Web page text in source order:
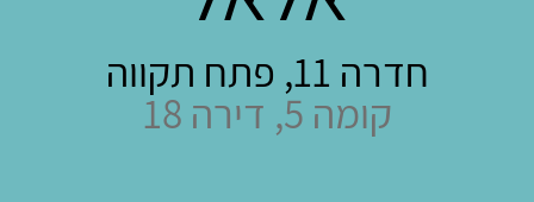
חדרה 11, פתח תקווה
קומה 5, דירה 18